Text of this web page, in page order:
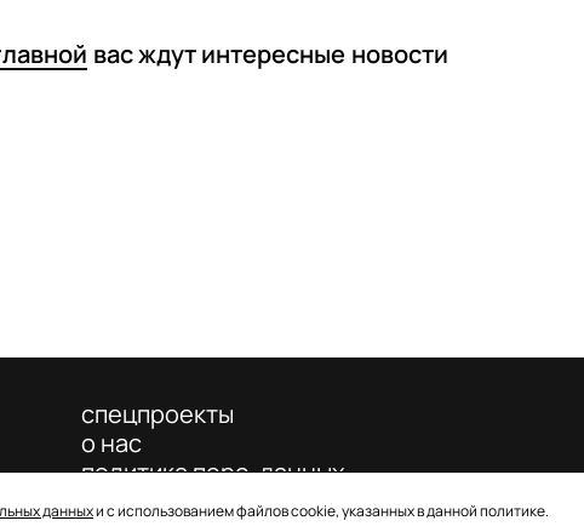
вас ждут интересные новости
данныхи с использованием файлов cookie, указанных в данной политике.
спецпроекты
о нас
политика перс. данных